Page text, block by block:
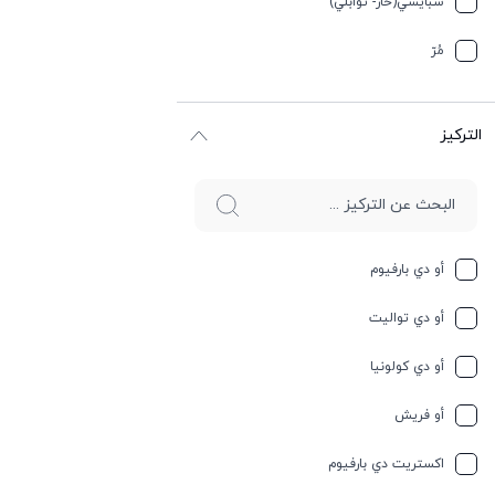
جوز الهند
حامِض
مُرّ
التركيز
أو دي بارفيوم
أو دي تواليت
أو دي كولونيا
أو فريش
اكستريت دي بارفيوم